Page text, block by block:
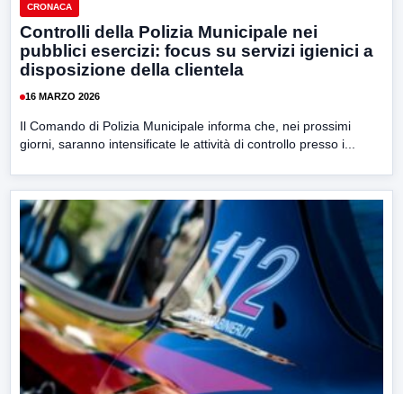
CRONACA
Controlli della Polizia Municipale nei
pubblici esercizi: focus su servizi igienici a
disposizione della clientela
16 MARZO 2026
Il Comando di Polizia Municipale informa che, nei prossimi
giorni, saranno intensificate le attività di controllo presso i...